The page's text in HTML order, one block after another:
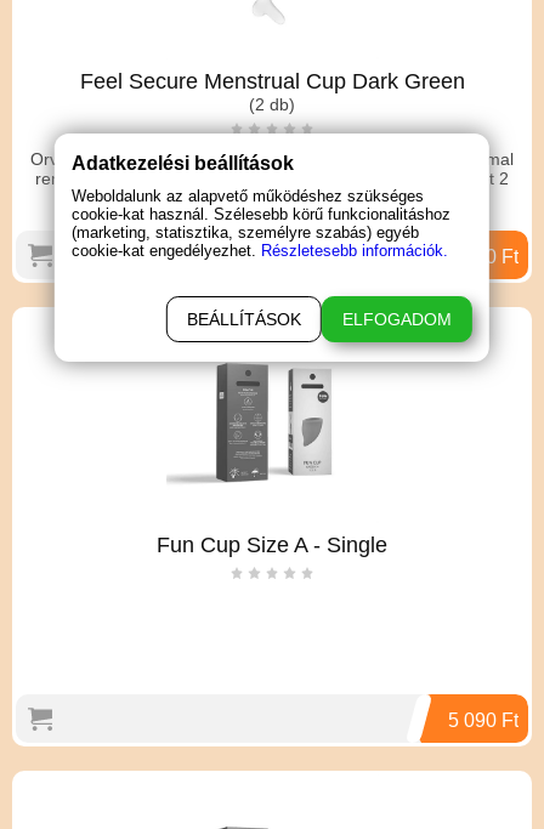
Feel Secure Menstrual Cup Dark Green
(2 db)
Orvosi minőségű szilikonból készült, 15 és 20 ml űrtartalommal
rendelkező, tisztítható, újra felhasználható termék. A készlet 2
csészét tartalmaz 15 év gyártói garanciával.
4 790 Ft
Fun Cup Size A - Single
5 090 Ft
Adatkezelési beállítások
Weboldalunk az alapvető működéshez szükséges
cookie-kat használ. Szélesebb körű funkcionalitáshoz
(marketing, statisztika, személyre szabás) egyéb
cookie-kat engedélyezhet. Részletesebb információk.
BEÁLLÍTÁSOK ELFOGADOM